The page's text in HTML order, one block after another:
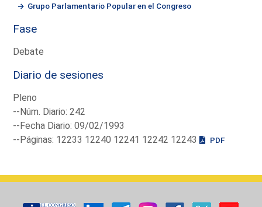
Grupo Parlamentario Popular en el Congreso
Fase
Debate
Diario de sesiones
Pleno
--Núm. Diario: 242
--Fecha Diario: 09/02/1993
--Páginas: 12233 12240 12241 12242 12243
PDF